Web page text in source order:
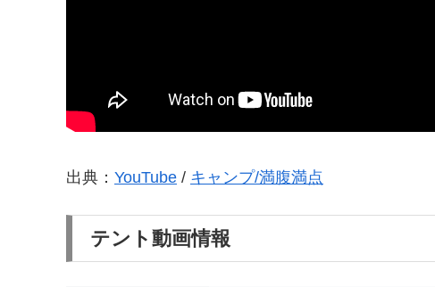
出典： YouTube / キャンプ/満腹満点
テント動画情報